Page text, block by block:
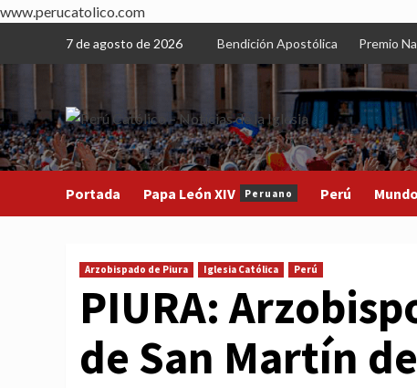
www.perucatolico.com
7 de agosto de 2026 Bendición Apostólica Premio
Portada Papa León XIV Peruano Perú Mundo
Arzobispado de Piura Iglesia Católica Perú
PIURA:
de San Martín